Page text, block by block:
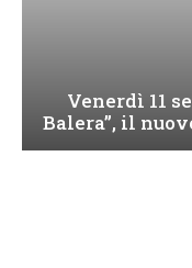
Venerdì 11
Balera”, il